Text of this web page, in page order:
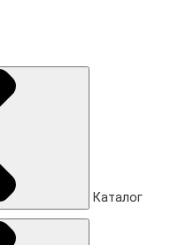
Каталог